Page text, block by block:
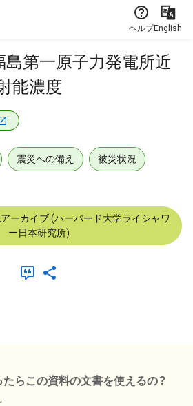
ヘルプEnglish
第一原子力発電所近
能濃度
震災への備え 被災状況
ーカイブ (ハーバード大学ライシャワ
ー日本研究所)
たらこの資料の文書を使えるの？